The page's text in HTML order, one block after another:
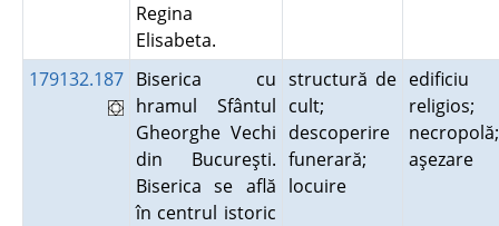
Regina
Elisabeta.
179132.187 Biserica cu
hramul Sfântul
Gheorghe Vechi
din Bucureşti.
Biserica se află
în centrul istoric
structură de
cult;
descoperire
funerară;
locuire
edificiu
religios;
necropolă;
aşezare